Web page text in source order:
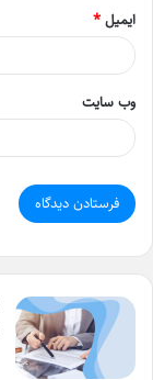
ایمیل *
وب‌ سایت